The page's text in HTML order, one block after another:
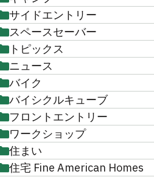
サイドエントリー
スペースセーバー
トピックス
ニュース
バイク
バイシクルキューブ
フロントエントリー
ワークショップ
住まい
住宅 Fine American Homes